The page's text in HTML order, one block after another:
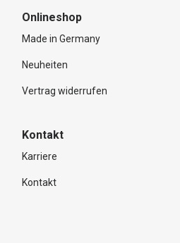
Onlineshop
Made in Germany
Neuheiten
Vertrag widerrufen
Kontakt
Karriere
Kontakt